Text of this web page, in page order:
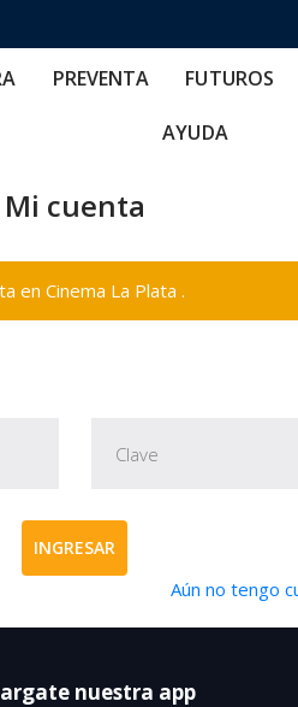
PREVENTA FUTUROS
AYUDA
Mi cuenta
en Cinema La Plata .
INGRESAR
Aún no tengo
nuestra app